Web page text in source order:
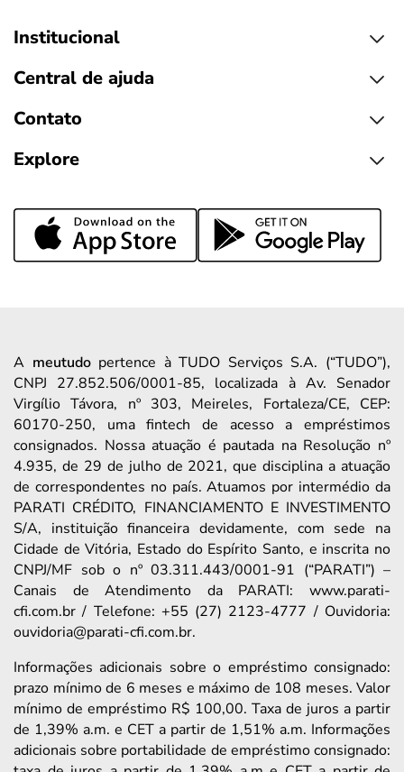
Institucional
Central de ajuda
Contato
Explore
A meutudopertence à TUDO Serviços S.A. (“TUDO”),
CNPJ 27.852.506/0001-85, localizada à Av. Senador
Virgílio Távora, nº 303, Meireles, Fortaleza/CE, CEP:
60170-250, uma fintech de acesso a empréstimos
consignados. Nossa atuação é pautada na Resolução nº
4.935, de 29 de julho de 2021, que disciplina a atuação
de correspondentes no país. Atuamos por intermédio da
PARATI CRÉDITO, FINANCIAMENTO E INVESTIMENTO
S/A, instituição financeira devidamente, com sede na
Cidade de Vitória, Estado do Espírito Santo, e inscrita no
CNPJ/MF sob o nº 03.311.443/0001-91 (“PARATI”) –
Canais de Atendimento da PARATI: www.parati-
cfi.com.br / Telefone: +55 (27) 2123-4777 / Ouvidoria:
ouvidoria@parati-cfi.com.br.
Informações adicionais sobre o empréstimo consignado:
prazo mínimo de 6 meses e máximo de 108 meses. Valor
mínimo de empréstimo R$ 100,00. Taxa de juros a partir
de 1,39% a.m. e CET a partir de 1,51% a.m. Informações
adicionais sobre portabilidade de empréstimo consignado: